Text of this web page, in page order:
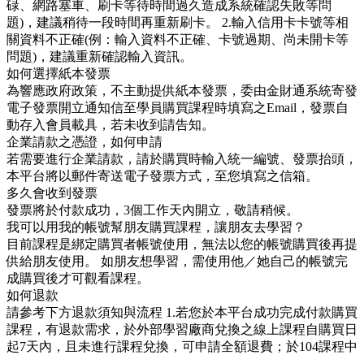
碌、網路塞車、刷卡等待時間過久造成系統確認失敗等問
題)，建議稍待一段時間再重新刷卡。 2.輸入信用卡卡號等相
關資料不正確(例：輸入資料不正確、卡號過期、尚未開卡等
問題)，建議重新確認輸入資訊。
如何選擇紙本發票
為響應政府政策，不主動提供紙本發票，委由金財通系統寄發
電子發票開立通知信至學員購買課程時填寫之Email，發票自
動存入會員載具，若未收到請告知。
企業請款之憑證，如何申請
若需要進行企業請款，請於購買時輸入統一編號、發票抬頭，
本平台將以郵件寄送電子發票方式，至您填寫之信箱。
多久會收到發票
發票將於付款成功，3個工作天內開立，敬請稍候。
我可以用我的帳號幫朋友購買課程，讓朋友去學習？
目前課程是綁定購買者帳號使用，無法以您的帳號購買後再提
供給朋友使用。 如朋友想學習，需使用他／她自己的帳號完
成購買後才可觀看課程。
如何退款
請參考下方退款須知與流程 1.若您於本平台成功完成付款購買
課程，有退款需求，於外部學習廠商兌換之線上課程自購買日
起7天內，且未進行課程兌換，可申請全額退費；於104課程中